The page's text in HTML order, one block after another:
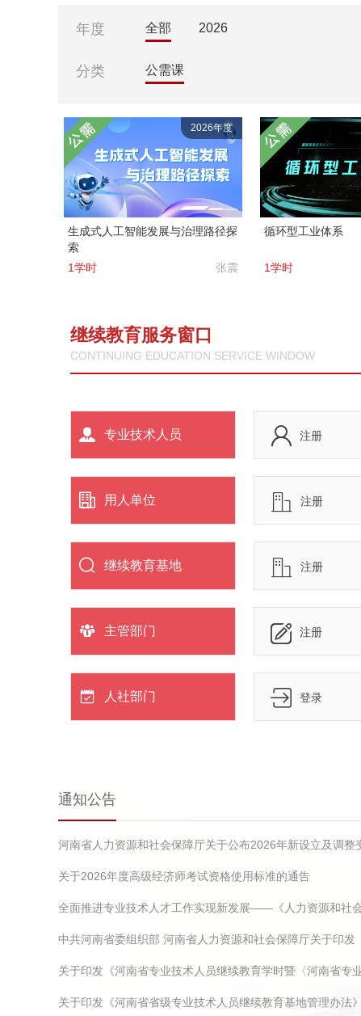
年度 全部 2026
分类 公需课
2026年度
生成式人工智能发展与治理路径探
索
1学时
张震
循环型工业体系
1学时
继续教育服务窗口
CONTINUING EDUCATION SERVICE WINDOW
专业技术人员 注册
用人单位 注册
继续教育基地 注册
主管部门 注册
人社部门 登录
通知公告
关于2026年度高级经济师考试资格使用标准的通告